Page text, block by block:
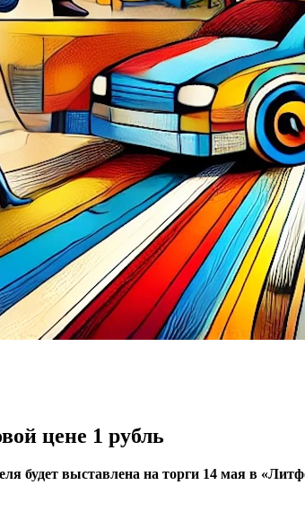
цене 1 рубль
будет выставлена на торги 14 мая в